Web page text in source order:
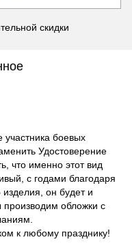
скидки
участника боевых
Удостоверение
что именно этот вид
с годами благодаря
он будет и
обложки с
к любому празднику!